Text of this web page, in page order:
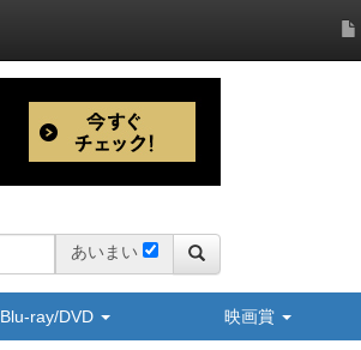
あいまい
Blu-ray/DVD 映画賞